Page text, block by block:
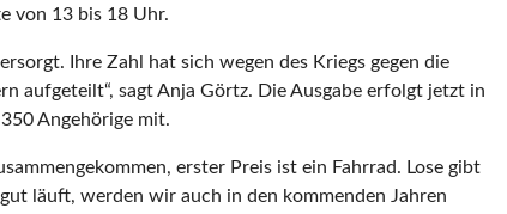
von 13 bis 18 Uhr.
Ihre Zahl hat sich wegen des Kriegs gegen die
aufgeteilt“, sagt Anja Görtz. Die Ausgabe erfolgt jetzt in
Angehörige mit.
erster Preis ist ein Fahrrad. Lose gibt
läuft, werden wir auch in den kommenden Jahren